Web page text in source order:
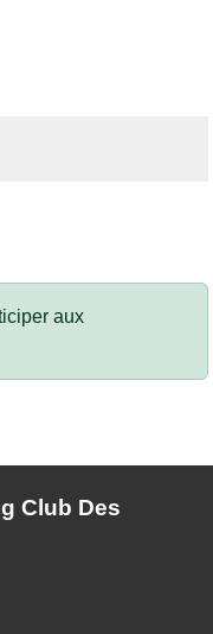
aux
Club Des